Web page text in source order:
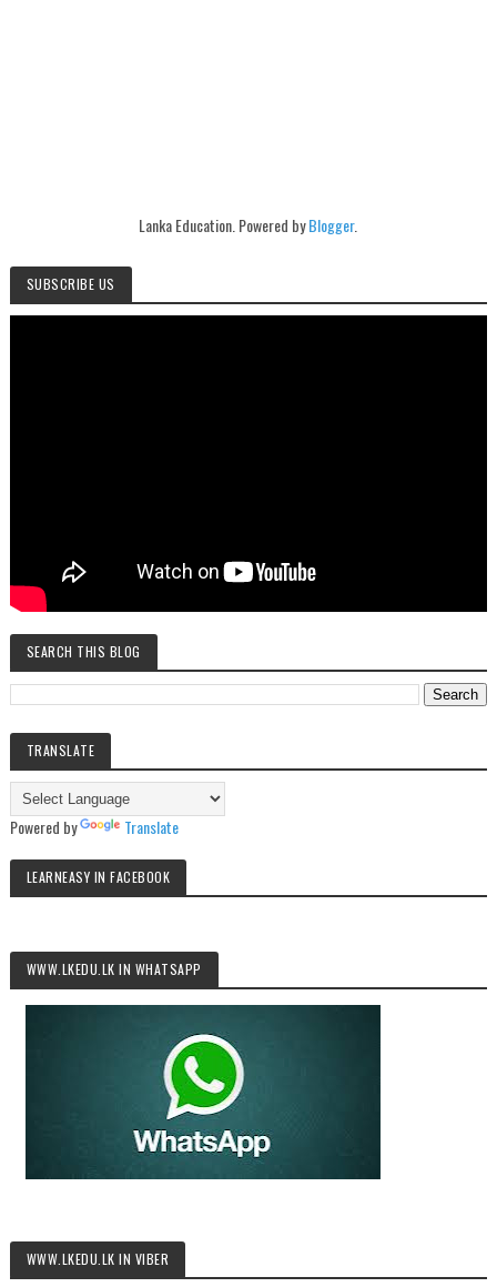
Lanka Education. Powered byBlogger.
SUBSCRIBE US
SEARCH THIS BLOG
TRANSLATE
Powered by Translate
LEARNEASY IN FACEBOOK
WWW.LKEDU.LK IN WHATSAPP
WWW.LKEDU.LK IN VIBER